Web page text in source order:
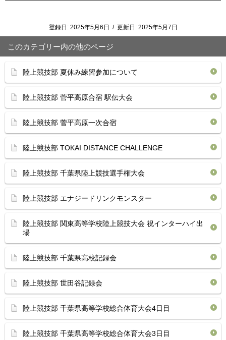
登録日: 2025年5月6日 / 更新日: 2025年5月7日
このカテゴリー内の他のページ
陸上競技部 夏休み練習参加について
陸上競技部 菅平高原合宿 駅伝大会
陸上競技部 菅平高原一次合宿
陸上競技部 TOKAI DISTANCE CHALLENGE
陸上競技部 千葉県陸上競技選手権大会
陸上競技部 エナジードリンクモンスター
陸上競技部 関東高等学校陸上競技大会 祝インターハイ出
場
陸上競技部 千葉県高校記録会
陸上競技部 世田谷記録会
陸上競技部 千葉県高等学校総合体育⁡大会4日目
陸上競技部 千葉県高等学校総合体育⁡大会3日目